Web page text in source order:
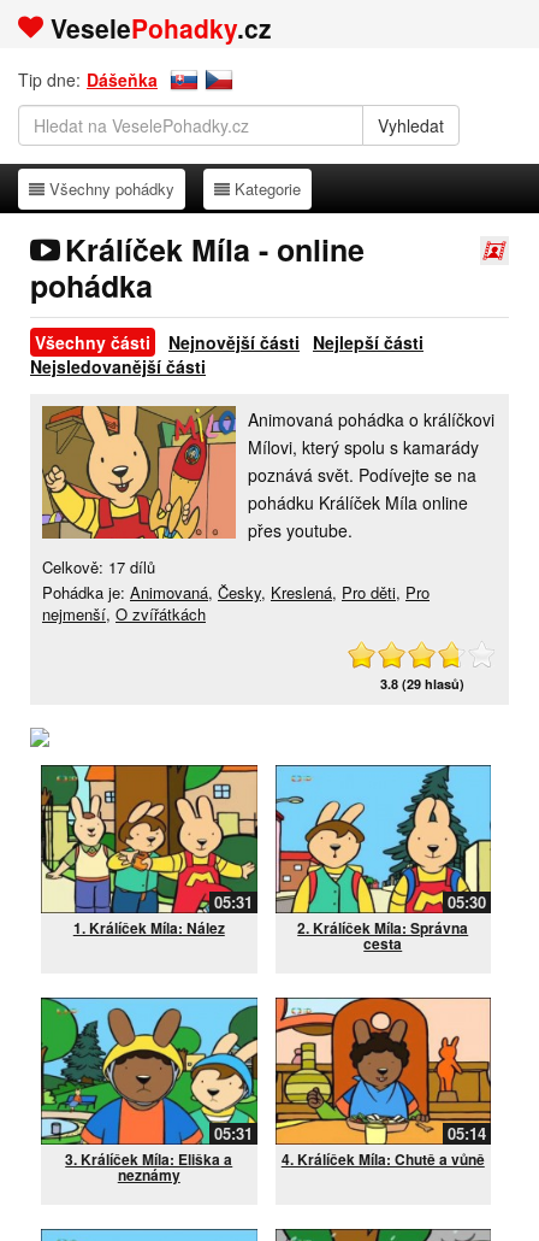
VeselePohadky.cz
Tip dne: Dášeňka
Všechny pohádky
Všechny pohádky Kategorie
Kategorie
Králíček Míla - online
pohádka
Všechny části Nejnovější části
Nejlepší části
Nejsledovanější části
Animovaná pohádka o králíčkovi
Mílovi, který spolu s kamarády
poznává svět. Podívejte se na
pohádku Králíček Míla online
přes youtube.
Celkově: 17 dílů
Pohádka je: Animovaná, Česky, Kreslená, Pro děti, Pro
nejmenší, O zvířátkách
3.8 (29 hlasů)
05:31
1. Králíček Míla: Nález
05:30
2. Králíček Míla: Správna
cesta
05:31
3. Králíček Míla: Eliška a
neznámy
05:14
4. Králíček Míla: Chutě a vůně